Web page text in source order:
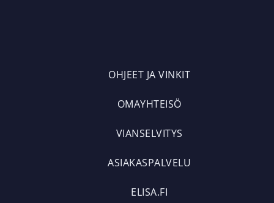
OHJEET JA VINKIT
OMAYHTEISÖ
VIANSELVITYS
ASIAKASPALVELU
ELISA.FI